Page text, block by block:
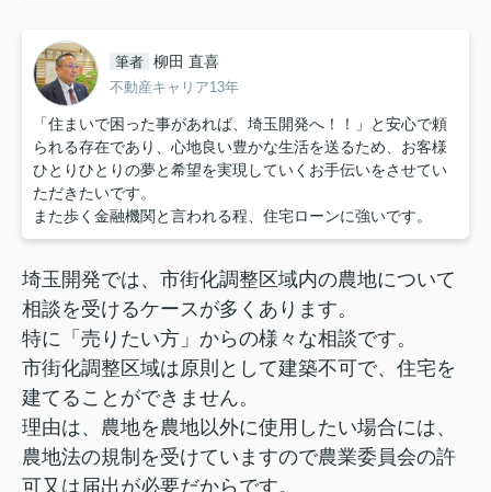
筆者 柳田 直喜
不動産キャリア13年
「住まいで困った事があれば、埼玉開発へ！！」と安心で頼
られる存在であり、心地良い豊かな生活を送るため、お客様
ひとりひとりの夢と希望を実現していくお手伝いをさせてい
ただきたいです。
また歩く金融機関と言われる程、住宅ローンに強いです。
埼玉開発では、市街化調整区域内の農地について
相談を受けるケースが多くあります。
特に「売りたい方」からの様々な相談です。
市街化調整区域は原則として建築不可で、住宅を
建てることができません。
理由は、農地を農地以外に使用したい場合には、
農地法の規制を受けていますので農業委員会の許
可又は届出が必要だからです。